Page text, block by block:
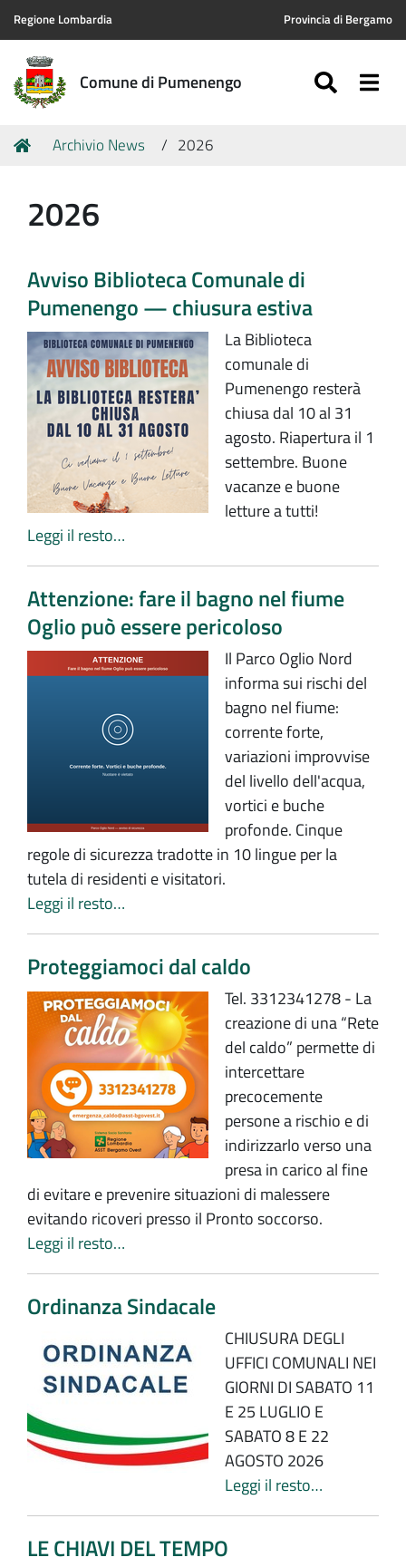
Regione Lombardia Provincia di Bergamo
Comune di Pumenengo
Tu
Home
Archivio News 2026
2026
Avviso Biblioteca Comunale di
Pumenengo — chiusura estiva
La Biblioteca
comunale di
Pumenengo resterà
chiusa dal 10 al 31
agosto. Riapertura il 1
settembre. Buone
vacanze e buone
letture a tutti!
Leggi il resto…
Attenzione: fare il bagno nel fiume
Oglio può essere pericoloso
Il Parco Oglio Nord
informa sui rischi del
bagno nel fiume:
corrente forte,
variazioni improvvise
del livello dell'acqua,
vortici e buche
profonde. Cinque
regole di sicurezza tradotte in 10 lingue per la
tutela di residenti e visitatori.
Leggi il resto…
Proteggiamoci dal caldo
Tel. 3312341278 - La
creazione di una “Rete
del caldo” permette di
intercettare
precocemente
persone a rischio e di
indirizzarlo verso una
presa in carico al fine
di evitare e prevenire situazioni di malessere
evitando ricoveri presso il Pronto soccorso.
Leggi il resto…
Ordinanza Sindacale
CHIUSURA DEGLI
UFFICI COMUNALI NEI
GIORNI DI SABATO 11
E 25 LUGLIO E
SABATO 8 E 22
AGOSTO 2026
Leggi il resto…
LE CHIAVI DEL TEMPO